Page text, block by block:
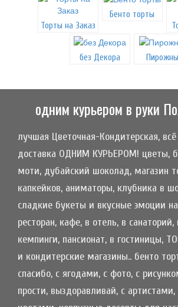
Торты на Заказ
Бенто торты
без Декора
одним курьером в руки
лучшая Цветочная-Кондитерская,
доставка ОДНИМ КУРЬЕРОМ! цветы,
моти, дубайский шоколад, магазин
капкейков, аниматоры, клубника в
сладкие букеты и вкусные эмоции
ресторан, кафе, в отель, в
кемпинги, пансионат, в гостиницы,
и кондитерские магазины.. бенто
спасибо, с ягодами, с фото, с
прости, выздоравливай, с артистами,